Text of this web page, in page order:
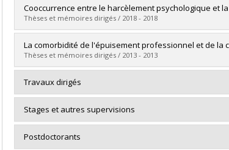
Graduate :Fournelle, Marc-André
Cycle : Master's
Grade :M. Sc.
Lien vers le document dans Papyrus
Cooccurrence entre le harcèlement psychologique et
Thèses et mémoires dirigés / 2018 - 2018
Graduate :Tmimi, Sanaa
Cycle : Master's
Grade :M. Sc.
Lien vers le document dans Papyrus
La comorbidité de l'épuisement professionnel et de la
Thèses et mémoires dirigés / 2013 - 2013
Graduate :Dansereau, Véronique
Lien vers le document dans Papyrus
Travaux dirigés
Stages et autres supervisions
Postdoctorants